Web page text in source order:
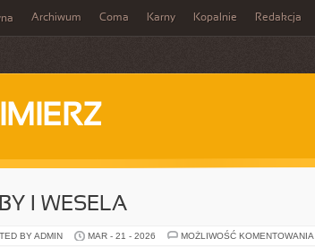
Archiwum Coma Karny Kopalnie Redakcja
I WESELA
BY ADMIN MAR - 21 - 2026 MOŻLIWOŚĆ KOMENTOWANIA